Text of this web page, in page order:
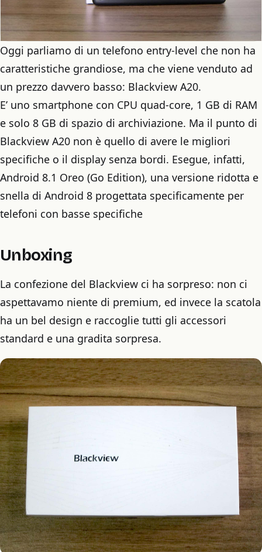
Oggi parliamo di un telefono entry-level che non ha
caratteristiche grandiose, ma che viene venduto ad
un prezzo davvero basso: Blackview A20.
E’ uno smartphone con CPU quad-core, 1 GB di RAM
e solo 8 GB di spazio di archiviazione. Ma il punto di
Blackview A20 non è quello di avere le migliori
specifiche o il display senza bordi. Esegue, infatti,
Android 8.1 Oreo (Go Edition), una versione ridotta e
snella di Android 8 progettata specificamente per
telefoni con basse specifiche
Unboxing
La confezione del Blackview ci ha sorpreso: non ci
aspettavamo niente di premium, ed invece la scatola
ha un bel design e raccoglie tutti gli accessori
standard e una gradita sorpresa.